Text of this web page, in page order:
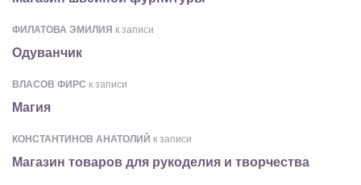
ФИЛАТОВА ЭМИЛИЯ к записи
Одуванчик
ВЛАСОВ ФИРС к записи
Магия
КОНСТАНТИНОВ АНАТОЛИЙ к записи
Магазин товаров для рукоделия и творчества